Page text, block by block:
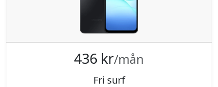
436 kr/mån
Fri surf